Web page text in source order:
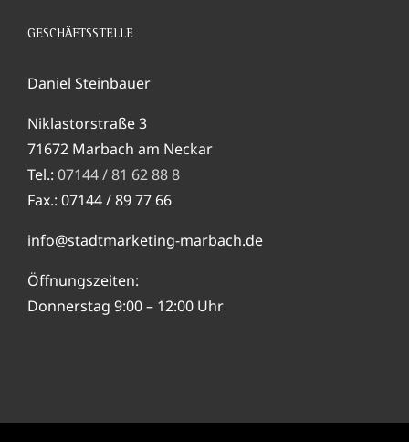
GESCHÄFTSSTELLE
Daniel Steinbauer
Niklastorstraße 3
71672 Marbach am Neckar
Tel.: 07144 / 81 62 88 8
Fax.: 07144 / 89 77 66
info@stadtmarketing-marbach.de
Öffnungszeiten:
Donnerstag 9:00 – 12:00 Uhr